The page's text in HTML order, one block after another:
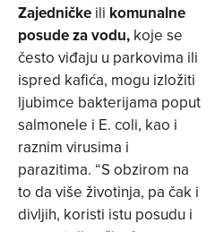
Zajedničke ili komunalne
posude za vodu, koje se
često viđaju u parkovima ili
ispred kafića, mogu izložiti
ljubimce bakterijama poput
salmonele i E. coli, kao i
raznim virusima i
parazitima. “S obzirom na
to da više životinja, pa čak i
divljih, koristi istu posudu i